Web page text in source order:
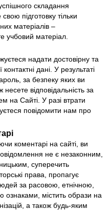
складання
підготовку тільки
матеріалів –
учбовий матеріал.
надати достовірну та
дані. У результаті
за безпеку яких ви
несете відповідальність за
на Сайті. У разі втрати
повідомити нам про
коментарі на сайті, ви
не є незаконним,
суперечить
права, пропагує
за расовою, етнічною,
ознаками, містить образи на
а також будь-яким